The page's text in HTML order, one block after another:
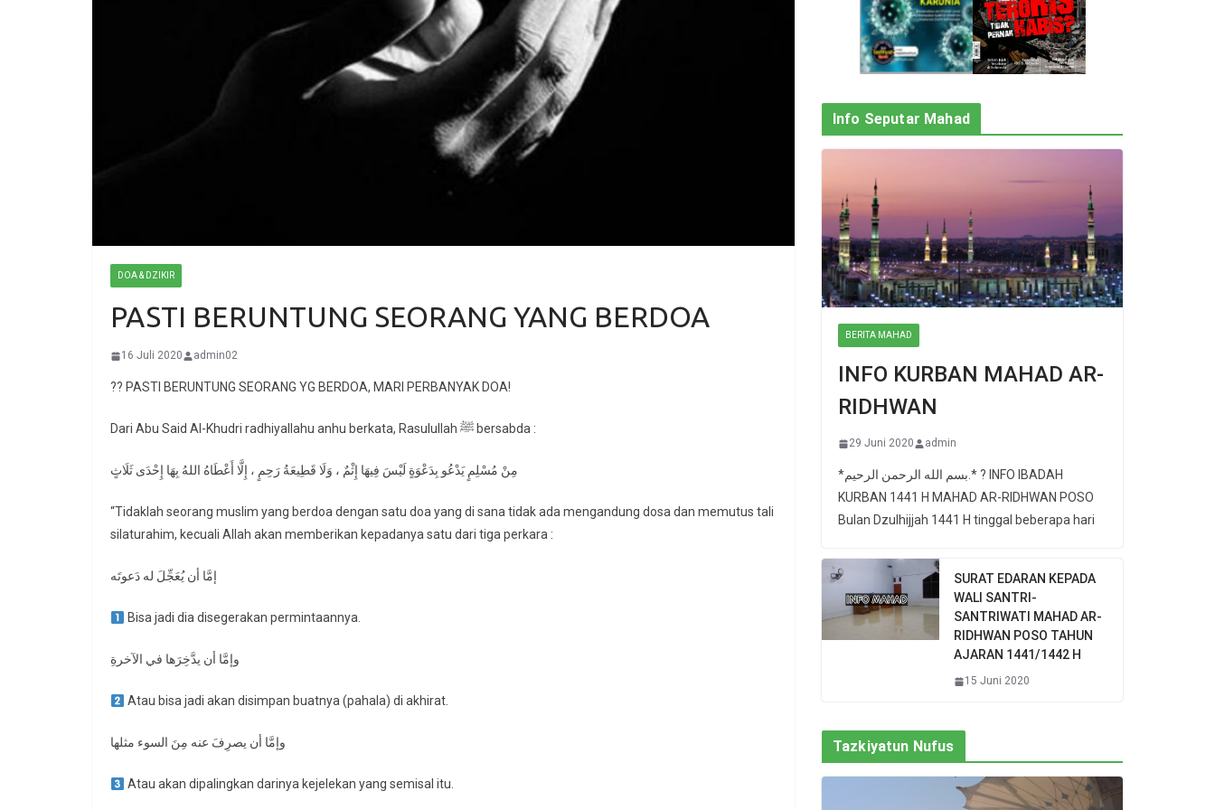
DOA & DZIKIR
PASTI BERUNTUNG SEORANG YANG BERDOA
16 Juli 2020 admin02
?? PASTI BERUNTUNG SEORANG YG BERDOA, MARI PERBANYAK DOA!
Dari Abu Said Al-Khudri radhiyallahu anhu berkata, Rasulullah ﷺ bersabda :
مِنْ مُسْلِمٍ يَدْعُو بِدَعْوَةٍ لَيْسَ فِيهَا إِثْمٌ ، وَلَا قَطِيعَةُ رَحِمٍ ، إِلَّا أَعْطَاهُ اللهُ بِهَا إِحْدَى ثَلَاثٍ
“Tidaklah seorang muslim yang berdoa dengan satu doa yang di sana tidak ada mengandung dosa dan memutus tali
silaturahim, kecuali Allah akan memberikan kepadanya satu dari tiga perkara :
إمَّا أن يُعَجِّلَ له دَعوتَه
Bisa jadi dia disegerakan permintaannya.
وإمَّا أن يدَّخِرَها في الآخرةِ
Atau bisa jadi akan disimpan buatnya (pahala) di akhirat.
وإمَّا أن يصرِفَ عنه مِنَ السوء مثلها
Atau akan dipalingkan darinya kejelekan yang semisal itu.
Info Seputar Mahad
BERITA MAHAD
INFO KURBAN MAHAD AR-
RIDHWAN
29 Juni 2020 admin
*بسم الله الرحمن الرحيم.* ? INFO IBADAH
KURBAN 1441 H MAHAD AR-RIDHWAN POSO
Bulan Dzulhijjah 1441 H tinggal beberapa hari
SURAT EDARAN KEPADA
WALI SANTRI-
SANTRIWATI MAHAD AR-
RIDHWAN POSO TAHUN
AJARAN 1441/1442 H
15 Juni 2020
Tazkiyatun Nufus